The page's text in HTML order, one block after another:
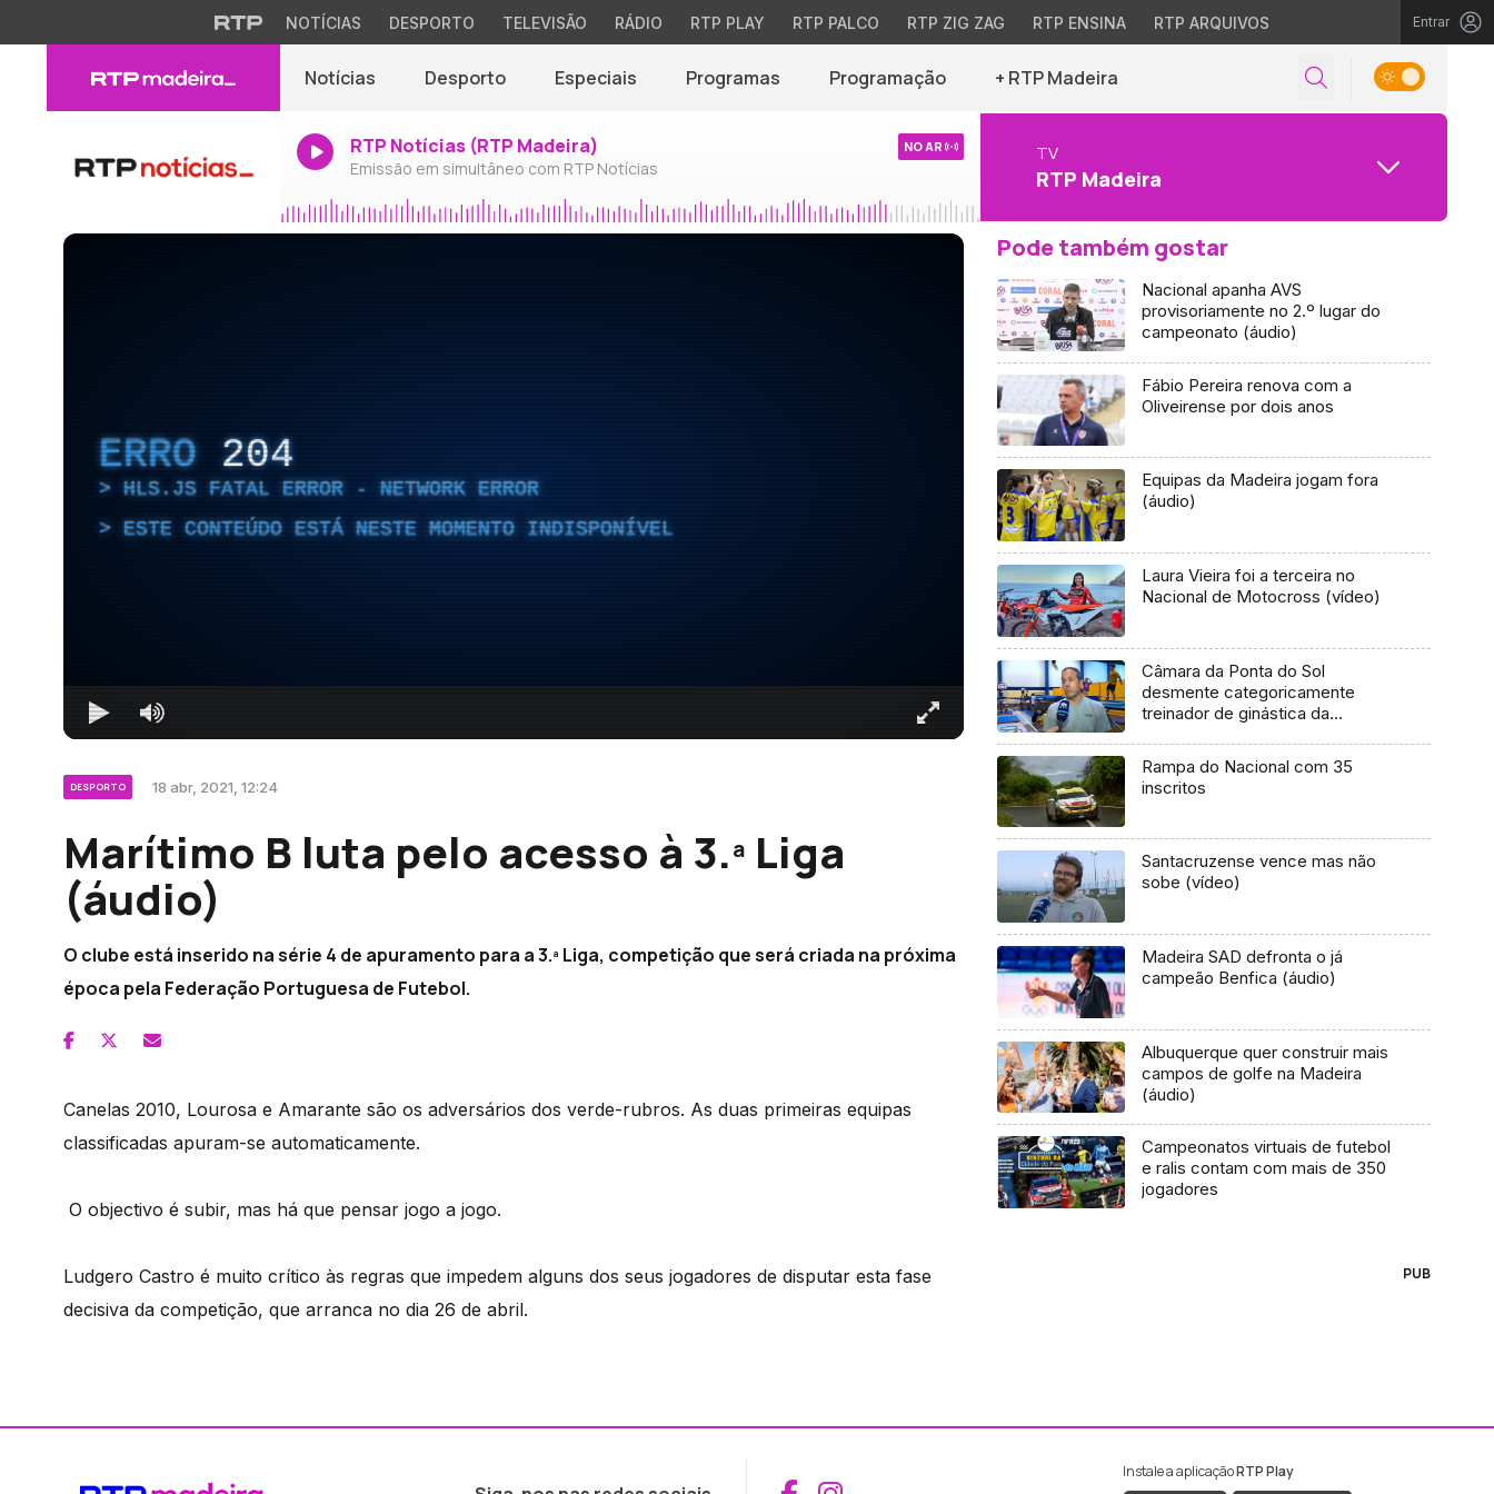
NOTÍCIAS DESPORTO TELEVISÃO RÁDIO RTP PLAY RTP PALCO RTP ZIG ZAG RTP ENSINA RTP ARQUIVOS Entrar
Notícias Desporto Especiais Programas Programação + RTP Madeira
RTP Notícias (RTP Madeira)
Emissão em simultâneo com RTP Notícias
NO AR TV
RTP Madeira
ERRO 204
HLS.JS FATAL ERROR - NETWORK ERROR
ESTE CONTEÚDO ESTÁ NESTE MOMENTO INDISPONÍVEL
DESPORTO 18 abr, 2021, 12:24
Marítimo B luta pelo acesso à 3.ª Liga
(áudio)
O clube está inserido na série 4 de apuramento para a 3.ª Liga, competição que será criada na próxima
época pela Federação Portuguesa de Futebol.
Canelas 2010, Lourosa e Amarante são os adversários dos verde-rubros. As duas primeiras equipas
classificadas apuram-se automaticamente.
O objectivo é subir, mas há que pensar jogo a jogo.
Ludgero Castro é muito crítico às regras que impedem alguns dos seus jogadores de disputar esta fase
decisiva da competição, que arranca no dia 26 de abril.
Pode também gostar
Nacional apanha AVS
provisoriamente no 2.º lugar do
campeonato (áudio)
Fábio Pereira renova com a
Oliveirense por dois anos
Equipas da Madeira jogam fora
(áudio)
Laura Vieira foi a terceira no
Nacional de Motocross (vídeo)
Câmara da Ponta do Sol
desmente categoricamente
treinador de ginástica da
Rampa do Nacional com 35
inscritos
Santacruzense vence mas não
sobe (vídeo)
Madeira SAD defronta o já
campeão Benfica (áudio)
Albuquerque quer construir mais
campos de golfe na Madeira
(áudio)
Campeonatos virtuais de futebol
e ralis contam com mais de 350
jogadores
PUB
Instale a aplicaçãoRTP Play